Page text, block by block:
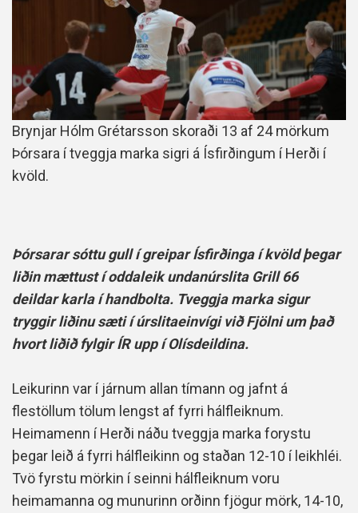
Brynjar Hólm Grétarsson skoraði 13 af 24 mörkum
Þórsara í tveggja marka sigri á Ísfirðingum í Herði í
kvöld.
Þórsarar sóttu gull í greipar Ísfirðinga í kvöld þegar
liðin mættust í oddaleik undanúrslita Grill 66
deildar karla í handbolta. Tveggja marka sigur
tryggir liðinu sæti í úrslitaeinvígi við Fjölni um það
hvort liðið fylgir ÍR upp í Olísdeildina.
Leikurinn var í járnum allan tímann og jafnt á
flestöllum tölum lengst af fyrri hálfleiknum.
Heimamenn í Herði náðu tveggja marka forystu
þegar leið á fyrri hálfleikinn og staðan 12-10 í leikhléi.
Tvö fyrstu mörkin í seinni hálfleiknum voru
heimamanna og munurinn orðinn fjögur mörk, 14-10,